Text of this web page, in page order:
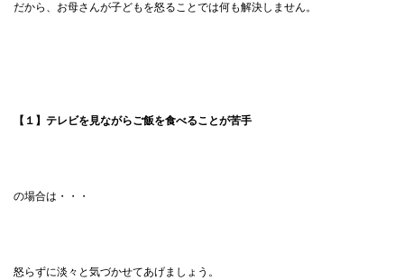
だから、お母さんが子どもを怒ることでは何も解決しません。
【１】テレビを見ながらご飯を食べることが苦手
の場合は・・・
怒らずに淡々と気づかせてあげましょう。